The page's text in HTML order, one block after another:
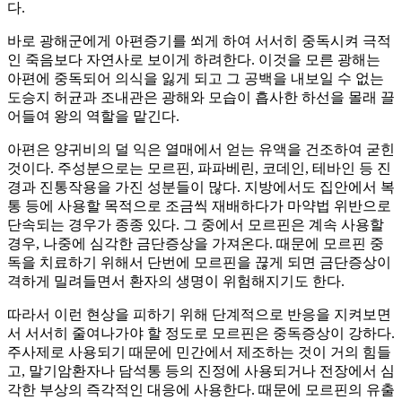
다.
바로 광해군에게 아편증기를 쐬게 하여 서서히 중독시켜 극적
인 죽음보다 자연사로 보이게 하려한다. 이것을 모른 광해는
아편에 중독되어 의식을 잃게 되고 그 공백을 내보일 수 없는
도승지 허균과 조내관은 광해와 모습이 흡사한 하선을 몰래 끌
어들여 왕의 역할을 맡긴다.
아편은 양귀비의 덜 익은 열매에서 얻는 유액을 건조하여 굳힌
것이다. 주성분으로는 모르핀, 파파베린, 코데인, 테바인 등 진
경과 진통작용을 가진 성분들이 많다. 지방에서도 집안에서 복
통 등에 사용할 목적으로 조금씩 재배하다가 마약법 위반으로
단속되는 경우가 종종 있다. 그 중에서 모르핀은 계속 사용할
경우, 나중에 심각한 금단증상을 가져온다. 때문에 모르핀 중
독을 치료하기 위해서 단번에 모르핀을 끊게 되면 금단증상이
격하게 밀려들면서 환자의 생명이 위험해지기도 한다.
따라서 이런 현상을 피하기 위해 단계적으로 반응을 지켜보면
서 서서히 줄여나가야 할 정도로 모르핀은 중독증상이 강하다.
주사제로 사용되기 때문에 민간에서 제조하는 것이 거의 힘들
고, 말기암환자나 담석통 등의 진정에 사용되거나 전장에서 심
각한 부상의 즉각적인 대응에 사용한다. 때문에 모르핀의 유출